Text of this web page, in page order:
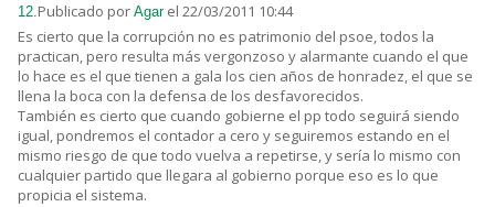
12.Publicado por Agar el 22/03/2011 10:44
Es cierto que la corrupción no es patrimonio del psoe, todos la
practican, pero resulta más vergonzoso y alarmante cuando el que
lo hace es el que tienen a gala los cien años de honradez, el que se
llena la boca con la defensa de los desfavorecidos.
También es cierto que cuando gobierne el pp todo seguirá siendo
igual, pondremos el contador a cero y seguiremos estando en el
mismo riesgo de que todo vuelva a repetirse, y sería lo mismo con
cualquier partido que llegara al gobierno porque eso es lo que
propicia el sistema.